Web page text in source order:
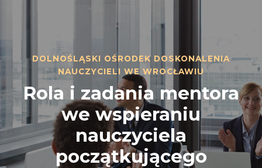
DOLNOŚLĄSKI OŚRODEK DOSKONALENIA
NAUCZYCIELI WE WROCŁAWIU
Rola i zadania mentora
we wspieraniu
nauczyciela
początkującego